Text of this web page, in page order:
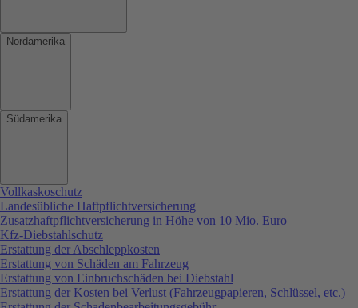
Nordamerika
Südamerika
Vollkaskoschutz
Landesübliche Haftpflichtversicherung
Zusatzhaftpflichtversicherung in Höhe von 10 Mio. Euro
Kfz-Diebstahlschutz
Erstattung der Abschleppkosten
Erstattung von Schäden am Fahrzeug
Erstattung von Einbruchschäden bei Diebstahl
Erstattung der Kosten bei Verlust (Fahrzeugpapieren, Schlüssel, etc.)